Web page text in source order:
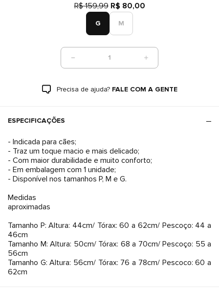
R$ 159,99 R$ 80,00
G M
1
Precisa de ajuda? FALE COM A GENTE
ESPECIFICAÇÕES
- Indicada para cães;
- Traz um toque macio e mais delicado;
- Com maior durabilidade e muito conforto;
- Em embalagem com 1 unidade;
- Disponível nos tamanhos P, M e G.
Medidas
aproximadas
Tamanho P: Altura: 44cm/ Tórax: 60 a 62cm/ Pescoço: 44 a
46cm
Tamanho M: Altura: 50cm/ Tórax: 68 a 70cm/ Pescoço: 55 a
56cm
Tamanho G: Altura: 56cm/ Tórax: 76 a 78cm/ Pescoco: 60 a
62cm